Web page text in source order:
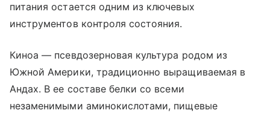
питания остается одним из ключевых
инструментов контроля состояния.
Киноа — псевдозерновая культура родом из
Южной Америки, традиционно выращиваемая в
Андах. В ее составе белки со всеми
незаменимыми аминокислотами, пищевые